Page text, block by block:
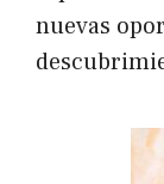
nuevas